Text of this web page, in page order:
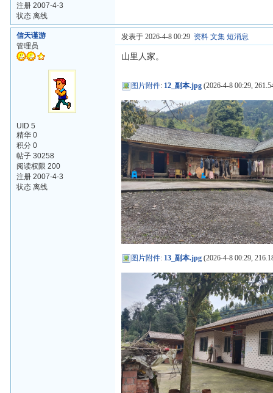
注册 2007-4-3
状态 离线
信天谨游
管理员
UID 5
精华 0
积分 0
帖子 30258
阅读权限 200
注册 2007-4-3
状态 离线
发表于 2026-4-8 00:29 资料 文集 短消息
山里人家。
图片附件: 12_副本.jpg (2026-4-8 00:29,
图片附件: 13_副本.jpg (2026-4-8 00:29,